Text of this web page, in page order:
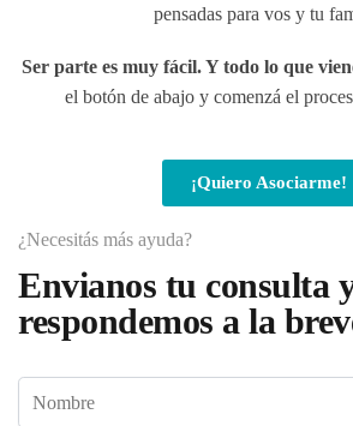
pensadas para vos y tu
Ser parte es muy fácil. Y todo lo que
el botón de abajo y comenzá el
¡Quiero Asociarme!
¿Necesitás más ayuda?
Envianos tu consulta
respondemos a la